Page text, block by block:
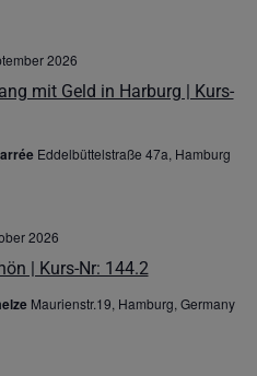
mit Geld in Harburg | Kurs-
2026
Eddelbüttelstraße 47a, Hamburg
| Kurs-Nr: 144.2
2026
Maurienstr.19, Hamburg, Germany